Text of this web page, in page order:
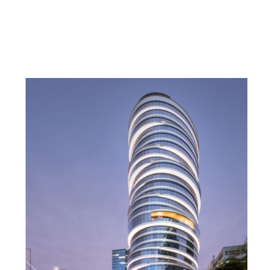
游艇之家’,直升机、游艇码头、45秒直达顶层！
居住建筑,建筑设计